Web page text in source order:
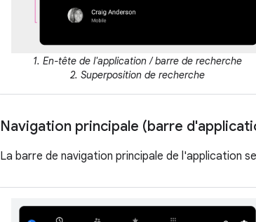
1. En-tête de l'application / barre de recherche
2. Superposition de recherche
Navigation principale (barre
La barre de navigation principale de l'application